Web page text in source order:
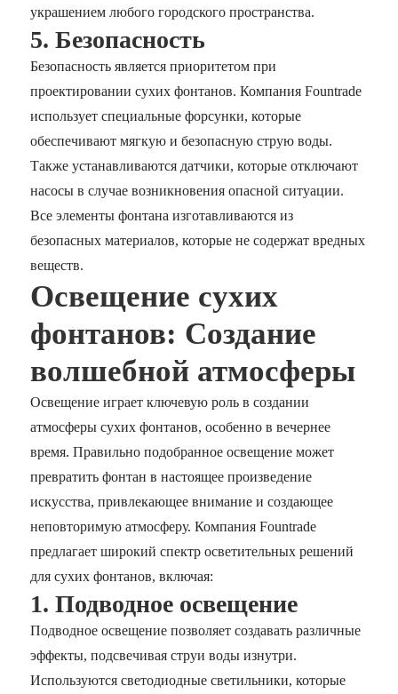
украшением любого городского пространства.
5. Безопасность
Безопасность является приоритетом при
проектировании сухих фонтанов. Компания Fountrade
использует специальные форсунки, которые
обеспечивают мягкую и безопасную струю воды.
Также устанавливаются датчики, которые отключают
насосы в случае возникновения опасной ситуации.
Все элементы фонтана изготавливаются из
безопасных материалов, которые не содержат вредных
веществ.
Освещение сухих
фонтанов: Создание
волшебной атмосферы
Освещение играет ключевую роль в создании
атмосферы сухих фонтанов, особенно в вечернее
время. Правильно подобранное освещение может
превратить фонтан в настоящее произведение
искусства, привлекающее внимание и создающее
неповторимую атмосферу. Компания Fountrade
предлагает широкий спектр осветительных решений
для сухих фонтанов, включая:
1. Подводное освещение
Подводное освещение позволяет создавать различные
эффекты, подсвечивая струи воды изнутри.
Используются светодиодные светильники, которые